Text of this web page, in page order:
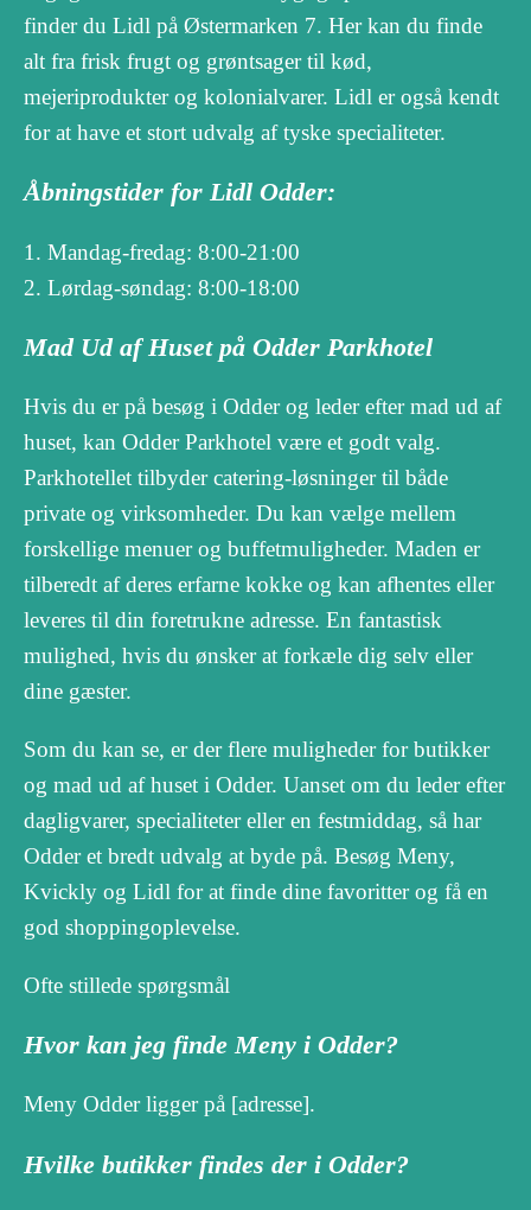
finder du Lidl på Østermarken 7. Her kan du finde
alt fra frisk frugt og grøntsager til kød,
mejeriprodukter og kolonialvarer. Lidl er også kendt
for at have et stort udvalg af tyske specialiteter.
Åbningstider for Lidl Odder:
Mandag-fredag: 8:00-21:00
Lørdag-søndag: 8:00-18:00
Mad Ud af Huset på Odder Parkhotel
Hvis du er på besøg i Odder og leder efter mad ud af
huset, kan Odder Parkhotel være et godt valg.
Parkhotellet tilbyder catering-løsninger til både
private og virksomheder. Du kan vælge mellem
forskellige menuer og buffetmuligheder. Maden er
tilberedt af deres erfarne kokke og kan afhentes eller
leveres til din foretrukne adresse. En fantastisk
mulighed, hvis du ønsker at forkæle dig selv eller
dine gæster.
Som du kan se, er der flere muligheder for butikker
og mad ud af huset i Odder. Uanset om du leder efter
dagligvarer, specialiteter eller en festmiddag, så har
Odder et bredt udvalg at byde på. Besøg Meny,
Kvickly og Lidl for at finde dine favoritter og få en
god shoppingoplevelse.
Ofte stillede spørgsmål
Hvor kan jeg finde Meny i Odder?
Meny Odder ligger på [adresse].
Hvilke butikker findes der i Odder?